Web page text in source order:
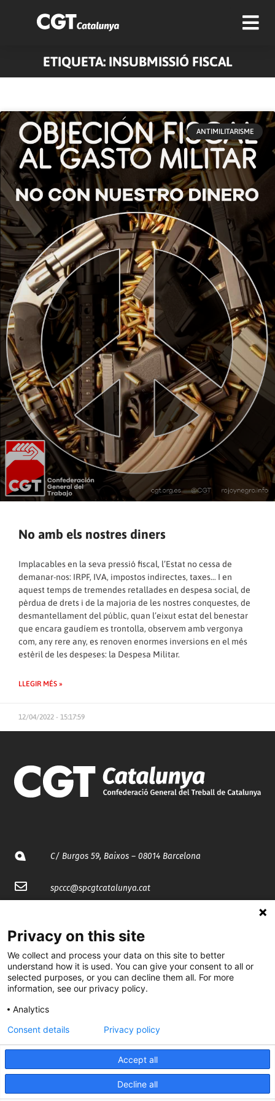
ETIQUETA: INSUBMISSIÓ FISCAL
ANTIMILITARISME
No amb els nostres diners
Implacables en la seva pressió fiscal, l’Estat no cessa de
demanar-nos: IRPF, IVA, impostos indirectes, taxes… I en
aquest temps de tremendes retallades en despesa social, de
pèrdua de drets i de la majoria de les nostres conquestes, de
desmantellament del públic, quan l’eixut estat del benestar
que encara gaudíem es trontolla, observem amb vergonya
com, any rere any, es renoven enormes inversions en el més
estèril de les despeses: la Despesa Militar.
LLEGIR MÉS »
12/04/2022 - 15:17:59
C/ Burgos 59, Baixos – 08014 Barcelona
spccc@spcgtcatalunya.cat
@CGTCatalunya
cgtcatalunya
cgtcatalunya
Desenvolupat per
Privacy on this site
We collect and process your data on this site to better
understand how it is used. You can give your consent to all or
selected purposes, or you can decline them all. For more
information, see our privacy policy.
Analytics
Accept all
Decline all
Consent details Privacy policy